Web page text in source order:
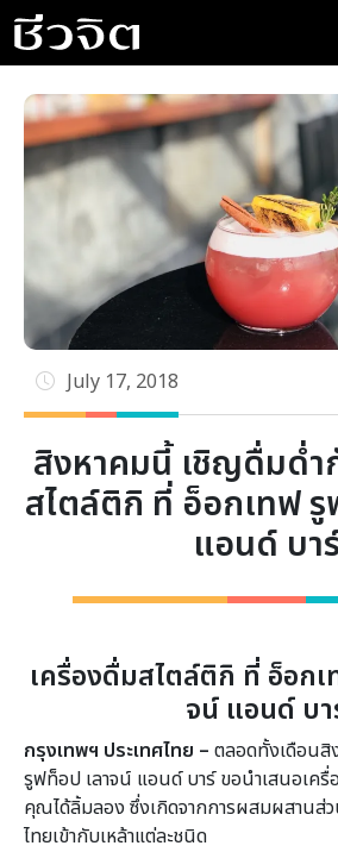
Skip
to
content
July 17, 2018
สิงหาคมนี้ เชิญดื่มด่ำ
สไตล์ติกิ ที่ อ็อกเทฟ
แอนด์ บา
เครื่องดื่มสไตล์ติกิ ที่ อ็อก
จน์ แอนด์ บ
กรุงเทพฯ ประเทศไทย – ตลอดทั้งเดือน
รูฟท็อป เลาจน์ แอนด์ บาร์ ขอนำเสนอเค
คุณได้ลิ้มลอง ซึ่งเกิดจากการผสมผสานส่
ไทยเข้ากับเหล้าแต่ละชนิด